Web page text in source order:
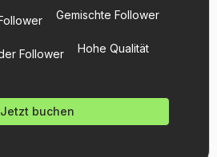
Gemischte Follower
Hohe Qualität
Jetzt buchen